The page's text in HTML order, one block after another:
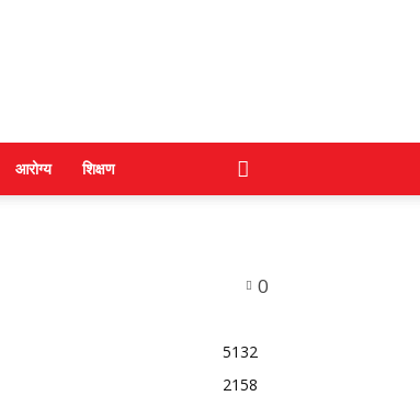
आरोग्य शिक्षण
0
5132
2158